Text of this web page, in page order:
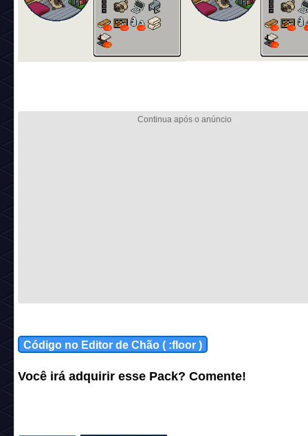
Código no Editor de Chão ( :floor )
Você irá adquirir esse Pack? Comente!